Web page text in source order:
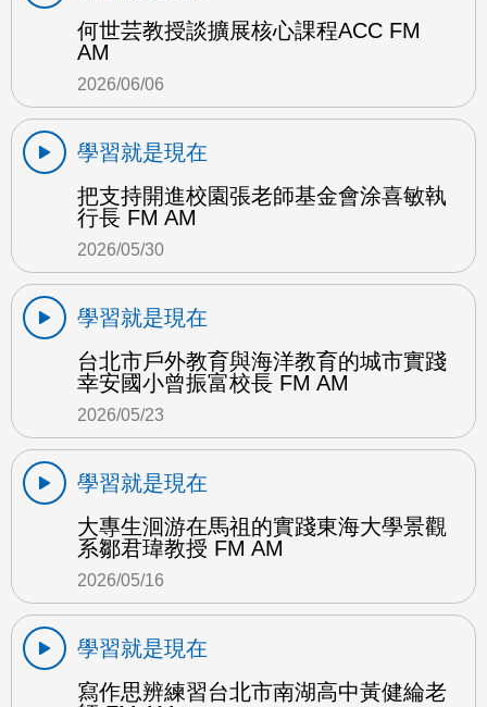
何世芸教授談擴展核心課程ACC FM
AM
2026/06/06
學習就是現在
把支持開進校園張老師基金會涂喜敏執
行長 FM AM
2026/05/30
學習就是現在
台北市戶外教育與海洋教育的城市實踐
幸安國小曾振富校長 FM AM
2026/05/23
學習就是現在
大專生洄游在馬祖的實踐東海大學景觀
系鄒君瑋教授 FM AM
2026/05/16
學習就是現在
寫作思辨練習台北市南湖高中黃健綸老